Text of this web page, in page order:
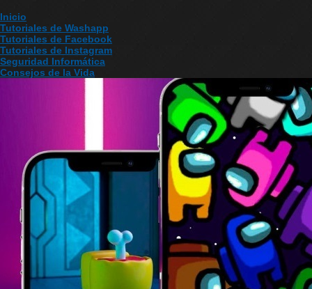
Inicio
Tutoriales de Washapp
Tutoriales de Facebook
Tutoriales de Instagram
Seguridad Informática
Consejos de la Vida